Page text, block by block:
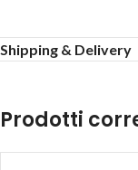
Shipping & Delivery
Prodotti